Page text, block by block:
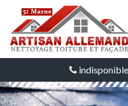
indisponible